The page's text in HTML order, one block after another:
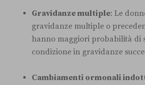
Gravidanze multiple: Le
gravidanze multiple o
hanno maggiori probabilità di
condizione in gravidanze
Cambiamenti ormonali